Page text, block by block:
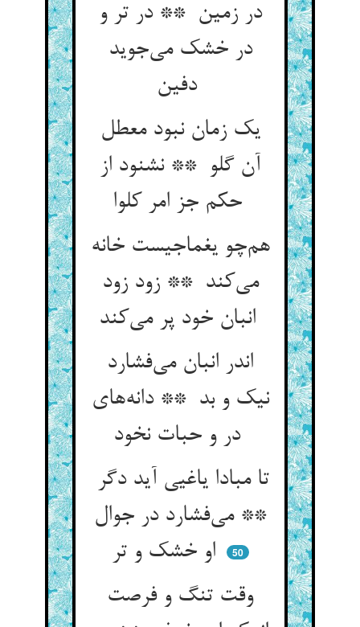
در زمین ** در تر و
در خشک می‌جوید
دفین
یک زمان نبود معطل
آن گلو ** نشنود از
حکم جز امر کلوا
هم‌چو یغماجیست خانه
می‌کند ** زود زود
انبان خود پر می‌کند
اندر انبان می‌فشارد
نیک و بد ** دانه‌های
در و حبات نخود
تا مبادا یاغیی آید دگر
** می‌فشارد در جوال
او خشک و تر
50
وقت تنگ و فرصت